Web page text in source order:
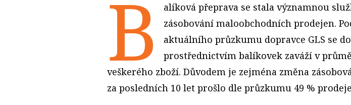
B
alíková přeprava se stala významnou
zásobování maloobchodních prodejen.
aktuálního průzkumu dopravce GLS se
prostřednictvím balíkovek zaváží v
veškerého zboží. Důvodem je zejména změna
za posledních 10 let prošlo dle průzkumu 49 %